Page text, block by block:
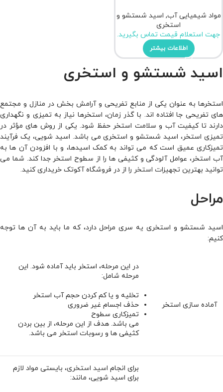
مواد شیمیایی آب, اسید شستشو و
استخری
جهت استعلام قیمت تماس بگیرید.
اطلاعات بیشتر
اسید شستشو و استخری
استخرها به عنوان یکی از منابع تفریحی و آرامش‌ بخش در منازل و مجتمع
های تفریحی جا افتاده ‌اند. با گذر زمان، استخرها نیاز به تمیزی و نگهداری
دارند تا کیفیت آب و سلامت استخر حفظ شود. یکی از روش های مؤثر در
تمیزی استخر، اسید شستشو و استخری می باشد. اسید شویی، یک فرآیند
تمیزکاری عمیق است که می تواند به کمک اسیدها، و با افزودن آن ها به
آب استخر، عوامل آلودگی و کثیفی ها را از سطوح استخر جدا ‌کند. شما می
توانید بهترین تجهیزات استخر را از در فروشگاه آکوتک خریداری کنید.
مراحل
اسید شستشو و استخری یه سری مراحل دارد، که ما باید به آن ها توجه
کنیم:
آماده سازی استخر
در این مرحله، استخر باید آماده شود. این
مرحله شامل:
تخلیه و یا کم کردن حجم آب استخر
حذف اجسام غیر ضروری
تمیزکاری سطوح
می باشد. هدف از این مرحله، از بین بردن
کثیفی ها و رسوبات استخر می باشد.
برای انجام اسید استخری، بایستی مواد لازم
برای اسید شویی، مانند: